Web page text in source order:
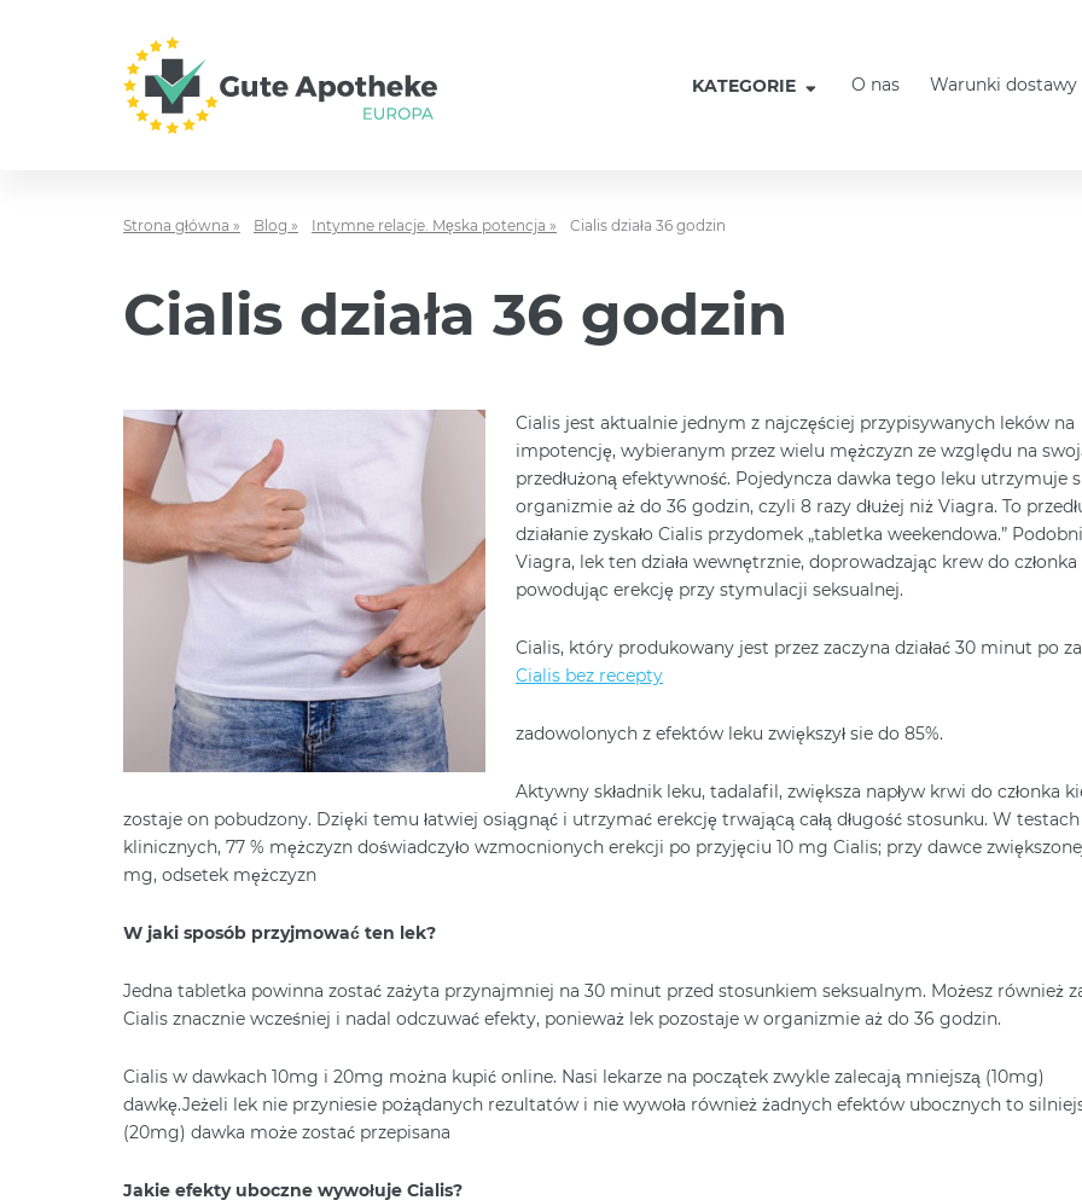
KATEGORIE O nas Warunki dostawy
Strona główna » Blog » Intymne relacje. Męska potencja » Cialis działa 36 godzin
Cialis działa 36 godzin
Cialis jest aktualnie jednym z najczęściej przypisywanych leków na
impotencję, wybieranym przez wielu mężczyzn ze względu na
przedłużoną efektywność. Pojedyncza dawka tego leku utrzymuje
organizmie aż do 36 godzin, czyli 8 razy dłużej niż Viagra. To
działanie zyskało Cialis przydomek „tabletka weekendowa.”
Viagra, lek ten działa wewnętrznie, doprowadzając krew do członka
powodując erekcję przy stymulacji seksualnej.
Cialis, który produkowany jest przez zaczyna działać 30 minut po
Cialis bez recepty
zadowolonych z efektów leku zwiększył sie do 85%.
Aktywny składnik leku, tadalafil, zwiększa napływ krwi do członka
zostaje on pobudzony. Dzięki temu łatwiej osiągnąć i utrzymać erekcję trwającą całą długość stosunku. W testach
klinicznych, 77 % mężczyzn doświadczyło wzmocnionych erekcji po przyjęciu 10 mg Cialis; przy dawce
mg, odsetek mężczyzn
W jaki sposób przyjmować ten lek?
Jedna tabletka powinna zostać zażyta przynajmniej na 30 minut przed stosunkiem seksualnym. Możesz również
Cialis znacznie wcześniej i nadal odczuwać efekty, ponieważ lek pozostaje w organizmie aż do 36 godzin.
Cialis w dawkach 10mg i 20mg można kupić online. Nasi lekarze na początek zwykle zalecają mniejszą (10mg)
dawkę.Jeżeli lek nie przyniesie pożądanych rezultatów i nie wywoła również żadnych efektów ubocznych to
(20mg) dawka może zostać przepisana
Jakie efekty uboczne wywołuje Cialis?